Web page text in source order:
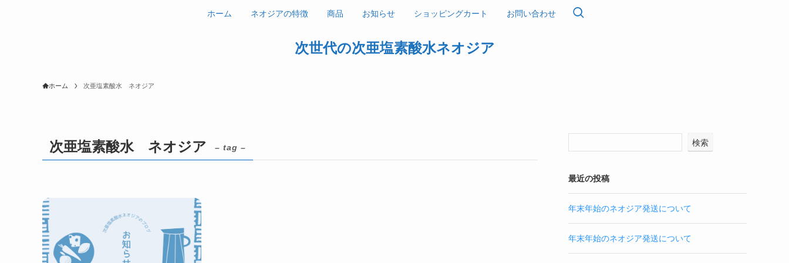
次世代の次亜塩素酸水ネオジア
ホーム ネオジアの特徴 商品 お知らせ ショッピングカート お問い合わせ
ホーム 次亜塩素酸水 ネオジア
次亜塩素酸水 ネオジア – tag –
検索
最近の投稿
年末年始のネオジア発送について
年末年始のネオジア発送について